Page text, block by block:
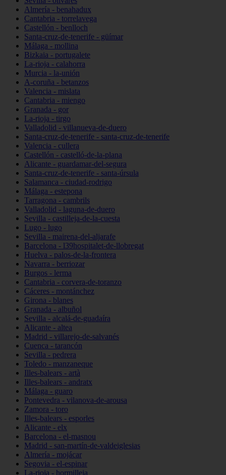
Almería - benahadux
Cantabria - torrelavega
Castellón - benlloch
Santa-cruz-de-tenerife - güímar
Málaga - mollina
Bizkaia - portugalete
La-rioja - calahorra
Murcia - la-unión
A-coruña - betanzos
Valencia - mislata
Cantabria - miengo
Granada - gor
La-rioja - tirgo
Valladolid - villanueva-de-duero
Santa-cruz-de-tenerife - santa-cruz-de-tenerife
Valencia - cullera
Castellón - castelló-de-la-plana
Alicante - guardamar-del-segura
Santa-cruz-de-tenerife - santa-úrsula
Salamanca - ciudad-rodrigo
Málaga - estepona
Tarragona - cambrils
Valladolid - laguna-de-duero
Sevilla - castilleja-de-la-cuesta
Lugo - lugo
Sevilla - mairena-del-aljarafe
Barcelona - l39hospitalet-de-llobregat
Huelva - palos-de-la-frontera
Navarra - berriozar
Burgos - lerma
Cantabria - corvera-de-toranzo
Cáceres - montánchez
Girona - blanes
Granada - albuñol
Sevilla - alcalá-de-guadaíra
Alicante - altea
Madrid - villarejo-de-salvanés
Cuenca - tarancón
Sevilla - pedrera
Toledo - manzaneque
Illes-balears - artà
Illes-balears - andratx
Málaga - guaro
Pontevedra - vilanova-de-arousa
Zamora - toro
Illes-balears - esporles
Alicante - elx
Barcelona - el-masnou
Madrid - san-martín-de-valdeiglesias
Almería - mojácar
Segovia - el-espinar
La-rioja - hormilleja